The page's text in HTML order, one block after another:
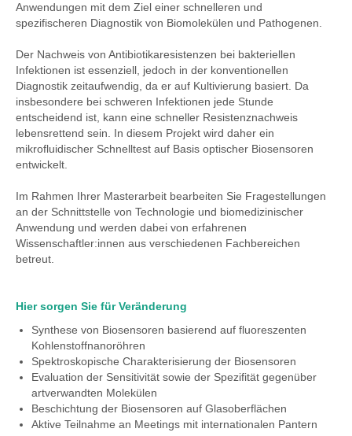
Anwendungen mit dem Ziel einer schnelleren und
spezifischeren Diagnostik von Biomolekülen und Pathogenen.
Der Nachweis von Antibiotikaresistenzen bei bakteriellen
Infektionen ist essenziell, jedoch in der konventionellen
Diagnostik zeitaufwendig, da er auf Kultivierung basiert. Da
insbesondere bei schweren Infektionen jede Stunde
entscheidend ist, kann eine schneller Resistenznachweis
lebensrettend sein. In diesem Projekt wird daher ein
mikrofluidischer Schnelltest auf Basis optischer Biosensoren
entwickelt.
Im Rahmen Ihrer Masterarbeit bearbeiten Sie Fragestellungen
an der Schnittstelle von Technologie und biomedizinischer
Anwendung und werden dabei von erfahrenen
Wissenschaftler:innen aus verschiedenen Fachbereichen
betreut.
Hier sorgen Sie für Veränderung
Synthese von Biosensoren basierend auf fluoreszenten
Kohlenstoffnanoröhren
Spektroskopische Charakterisierung der Biosensoren
Evaluation der Sensitivität sowie der Spezifität gegenüber
artverwandten Molekülen
Beschichtung der Biosensoren auf Glasoberflächen
Aktive Teilnahme an Meetings mit internationalen Pantern